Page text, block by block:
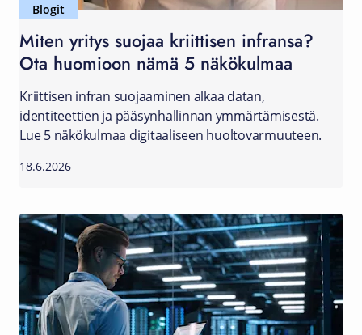
Blogit
Miten yritys suojaa kriittisen infransa?
Ota huomioon nämä 5 näkökulmaa
Kriittisen infran suojaaminen alkaa datan,
identiteettien ja pääsynhallinnan ymmärtämisestä.
Lue 5 näkökulmaa digitaaliseen huoltovarmuuteen.
18.6.2026